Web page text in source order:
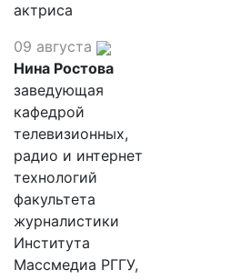
актриса
09 августа
Нина Ростова
заведующая
кафедрой
телевизионных,
радио и интернет
технологий
факультета
журналистики
Института
Массмедиа РГГУ,